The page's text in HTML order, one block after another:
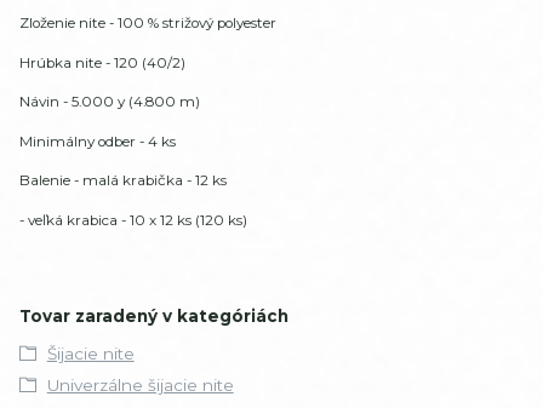
Zloženie nite - 100 % strižový polyester
Hrúbka nite - 120 (40/2)
Návin - 5.000 y (4.800 m)
Minimálny odber - 4 ks
Balenie - malá krabička - 12 ks
- veľká krabica - 10 x 12 ks (120 ks)
Tovar zaradený v kategóriách
Šijacie nite
Univerzálne šijacie nite